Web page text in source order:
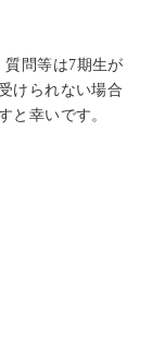
質問等は7期生が
けられない場合
と幸いです。